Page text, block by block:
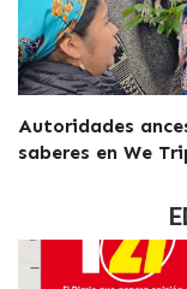
Autoridades
saberes en We